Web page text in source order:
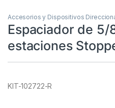
Accesorios y Dispositivos
Espaciador de 5/
estaciones
KIT-102722-R